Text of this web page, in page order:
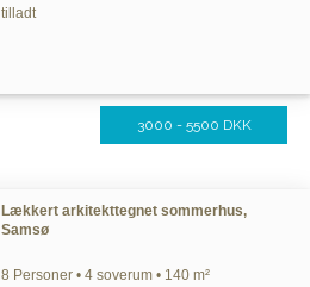
tilladt
3000 - 5500 DKK
Lækkert arkitekttegnet sommerhus,
Samsø
8 Personer • 4 soverum • 140 m²